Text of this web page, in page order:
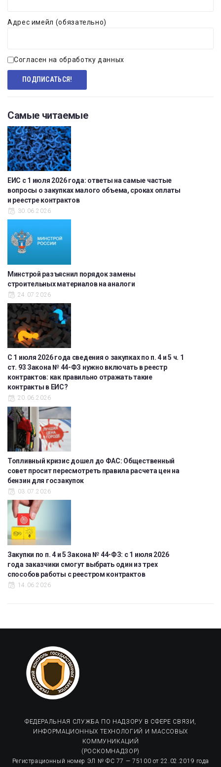
Адрес имейл (обязательно)
Согласен на обработку данных
Самые читаемые
ЕИС с 1 июля 2026 года: ответы на самые частые
вопросы о закупках малого объема, сроках оплаты
и реестре контрактов
30.06.2026
Минстрой разъяснил порядок замены
строительных материалов на аналоги
24.07.2026
С 1 июля 2026 года сведения о закупках по п. 4 и 5 ч. 1
ст. 93 Закона № 44-ФЗ нужно включать в реестр
контрактов: как правильно отражать такие
контракты в ЕИС?
20.06.2026
Топливный кризис дошел до ФАС: Общественный
совет просит пересмотреть правила расчета цен на
бензин для госзакупок
03.07.2026
Закупки по п. 4 и 5 Закона № 44-ФЗ: с 1 июля 2026
года заказчики смогут выбрать один из трех
способов работы с реестром контрактов
14.06.2026
ФЕДЕРАЛЬНАЯ СЛУЖБА ПО НАДЗОРУ В СФЕРЕ СВЯЗИ,
ИНФОРМАЦИОННЫХ ТЕХНОЛОГИЙ И МАССОВЫХ
КОММУНИКАЦИЙ
(РОСКОМНАДЗОР)
Регистрационный номер ЭЛ № ФС 77 — 75100 от 22.02.2019 года